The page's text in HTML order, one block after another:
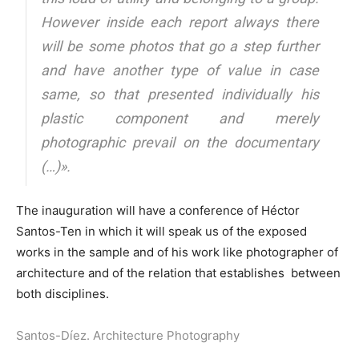
However inside each report always there
will be some photos that go a step further
and have another type of value in case
same, so that presented individually his
plastic component and merely
photographic prevail on the documentary
(…)».
The inauguration will have a conference of Héctor
Santos-Ten in which it will speak us of the exposed
works in the sample and of his work like photographer of
architecture and of the relation that establishes between
both disciplines.
Santos-Díez. Architecture Photography